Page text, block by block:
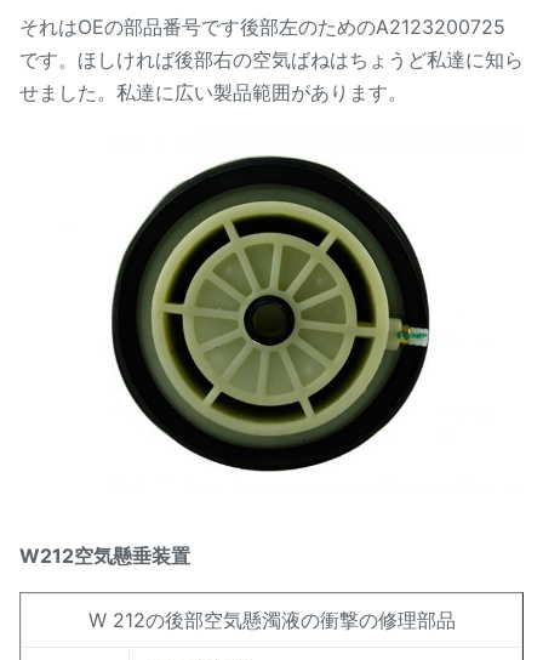
それはOEの部品番号です後部左のためのA2123200725
です。ほしければ後部右の空気ばねはちょうど私達に知ら
せました。私達に広い製品範囲があります。
W212空気懸垂装置
W 212の後部空気懸濁液の衝撃の修理部品